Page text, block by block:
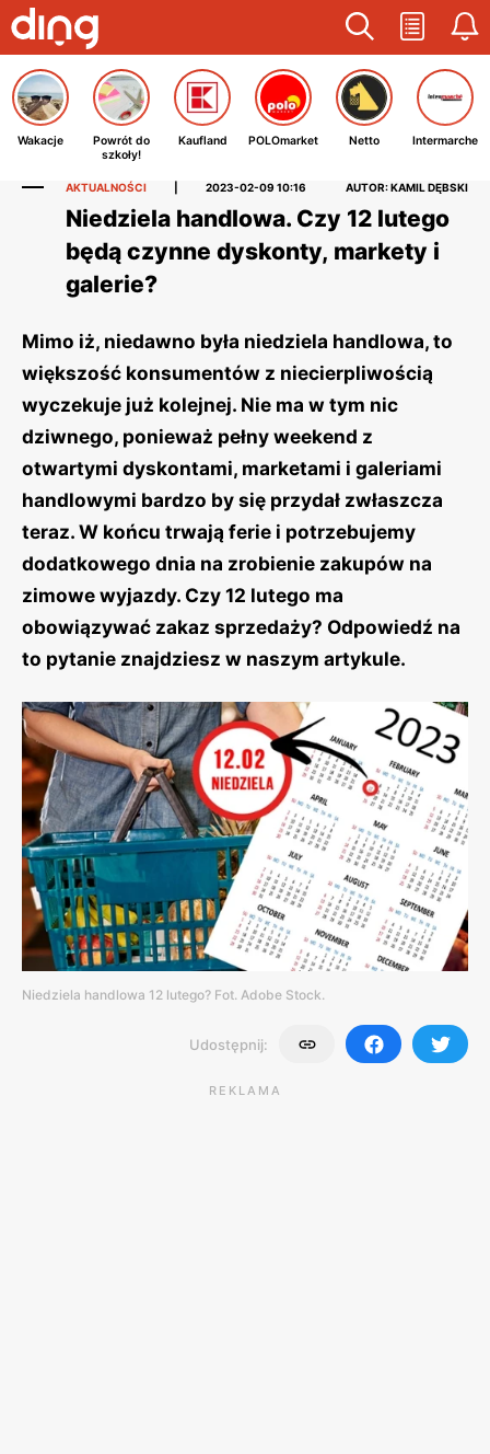
Wakacje
Powrót do
szkoły!
Kaufland POLOmarket Netto Intermarche
AKTUALNOŚCI 2023-02-09 10:16 AUTOR: KAMIL DĘBSKI
Niedziela handlowa. Czy 12 lutego
będą czynne dyskonty, markety i
galerie?
Mimo iż, niedawno była niedziela handlowa, to
większość konsumentów z niecierpliwością
wyczekuje już kolejnej. Nie ma w tym nic
dziwnego, ponieważ pełny weekend z
otwartymi dyskontami, marketami i galeriami
handlowymi bardzo by się przydał zwłaszcza
teraz. W końcu trwają ferie i potrzebujemy
dodatkowego dnia na zrobienie zakupów na
zimowe wyjazdy. Czy 12 lutego ma
obowiązywać zakaz sprzedaży? Odpowiedź na
to pytanie znajdziesz w naszym artykule.
Niedziela handlowa 12 lutego? Fot. Adobe Stock.
Udostępnij:
REKLAMA